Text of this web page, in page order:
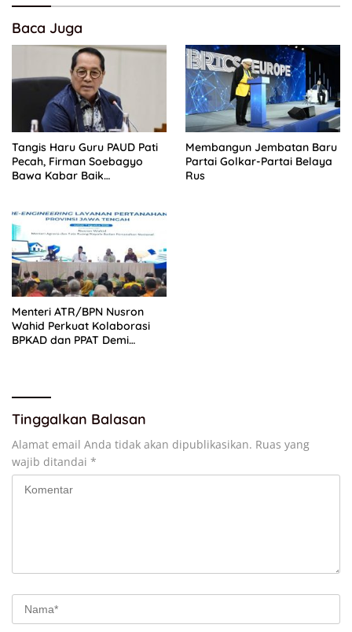
Baca Juga
Tangis Haru Guru PAUD Pati
Pecah, Firman Soebagyo
Bawa Kabar Baik
Membangun Jembatan Baru
Partai Golkar-Partai Belaya
Rus
Menteri ATR/BPN Nusron
Wahid Perkuat Kolaborasi
BPKAD dan PPAT Demi
Tinggalkan Balasan
Alamat email Anda tidak akan dipublikasikan. Ruas yang
wajib ditandai *